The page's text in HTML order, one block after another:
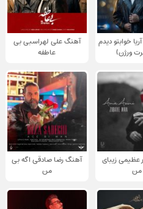
خوابتو دیدم
ورژن)
آهنگ علی لهراسبی بی
عاطفه
عظیمی زیبای
من
آهنگ رضا صادقی اگه بی
من